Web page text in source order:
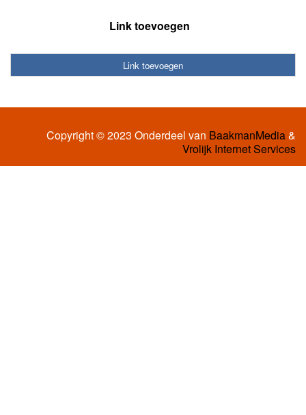
Link toevoegen
Link toevoegen
Copyright © 2023 Onderdeel van BaakmanMedia&
Vrolijk Internet Services